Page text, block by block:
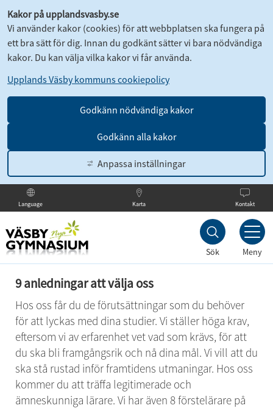
Kakor på upplandsvasby.se
Vi använder kakor (cookies) för att webbplatsen ska fungera på
ett bra sätt för dig. Innan du godkänt sätter vi bara nödvändiga
kakor. Du kan välja vilka kakor vi får använda.
Upplands Väsby kommuns cookiepolicy
Godkänn nödvändiga kakor
Godkänn alla kakor
Anpassa inställningar
Till
innehållet
Language Karta Kontakt
Sök Meny
9 anledningar att välja oss
Hos oss får du de förutsättningar som du behöver
för att lyckas med dina studier. Vi ställer höga krav,
eftersom vi av erfarenhet vet vad som krävs, för att
du ska bli framgångsrik och nå dina mål. Vi vill att du
ska stå rustad inför framtidens utmaningar. Hos oss
kommer du att träffa legitimerade och
ämneskunniga lärare. Vi har även 8 förstelärare på